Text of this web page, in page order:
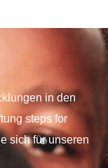
in den
steps for
sich für unseren